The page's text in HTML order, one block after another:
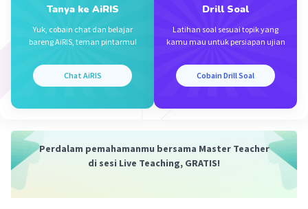
Level 24
13 Maret 2024 07:13
Jawaban terverifikasi
sin α = 4/5
tan α = 4/3
AC = √(20² + 15²)
AC = √625
Tanya ke AiRIS
Yuk, cobain chat dan belajar
bareng AiRIS, teman pintarmu!
Chat AiRIS
Drill Soal
Latihan soal sesuai topik yang
kamu mau untuk persiapan ujian
Cobain Drill Soal
Perdalam pemahamanmu bersama Master Teacher
di sesi Live Teaching, GRATIS!